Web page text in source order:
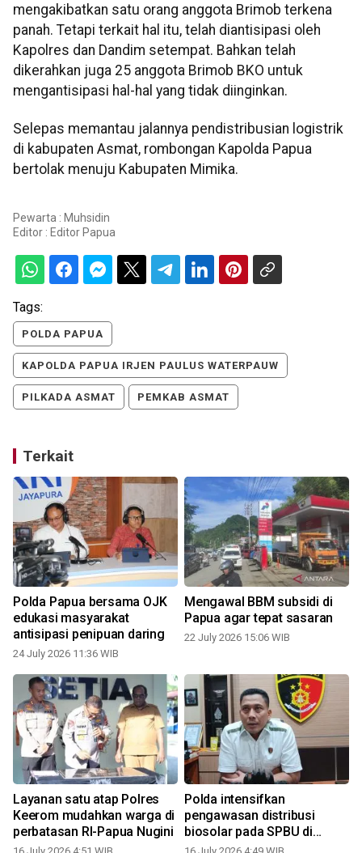
mengakibatkan satu orang anggota Brimob terkena
panah. Tetapi terkait hal itu, telah diantisipasi oleh
Kapolres dan Dandim setempat. Bahkan telah
dikerahkan juga 25 anggota Brimob BKO untuk
mengantisipasi hal-hal yang tidak diinginkan.
Selepas memantau jalannya pendistribusian logistrik
di kabupaten Asmat, rombongan Kapolda Papua
bertolak menuju Kabupaten Mimika.
Pewarta : Muhsidin
Editor : Editor Papua
Tags:
POLDA PAPUA
KAPOLDA PAPUA IRJEN PAULUS WATERPAUW
PILKADA ASMAT PEMKAB ASMAT
Terkait
Polda Papua bersama OJK
edukasi masyarakat
antisipasi penipuan daring
24 July 2026 11:36 WIB
Mengawal BBM subsidi di
Papua agar tepat sasaran
22 July 2026 15:06 WIB
Layanan satu atap Polres
Keerom mudahkan warga di
perbatasan RI-Papua Nugini
Polda intensifkan
pengawasan distribusi
biosolar pada SPBU di
Papua